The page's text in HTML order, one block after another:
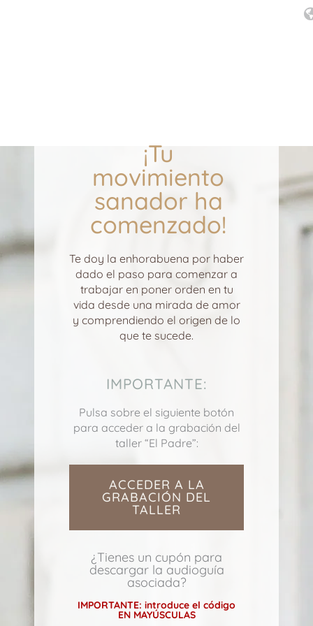
¡Tu
movimiento
sanador ha
comenzado!
Te doy la enhorabuena por haber
dado el paso para comenzar a
trabajar en poner orden en tu
vida desde una mirada de amor
y comprendiendo el origen de lo
que te sucede.
IMPORTANTE:
Pulsa sobre el siguiente botón
para acceder a la grabación del
taller “El Padre”:
ACCEDER A LA
GRABACIÓN DEL
TALLER
¿Tienes un cupón para
descargar la audioguía
asociada?
IMPORTANTE: introduce el código
EN MAYÚSCULAS